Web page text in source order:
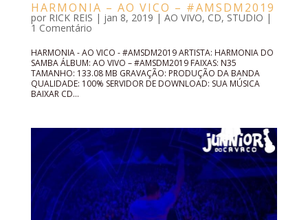
HARMONIA – AO VICO – #AMSDM2019
por RICK REIS | jan 8, 2019 | AO VIVO, CD, STUDIO |
1 Comentário
HARMONIA - AO VICO - #AMSDM2019 ARTISTA: HARMONIA DO
SAMBA ÁLBUM: AO VIVO – #AMSDM2019 FAIXAS: N35
TAMANHO: 133.08 MB GRAVAÇÃO: PRODUÇÃO DA BANDA
QUALIDADE: 100% SERVIDOR DE DOWNLOAD: SUA MÚSICA
BAIXAR CD...